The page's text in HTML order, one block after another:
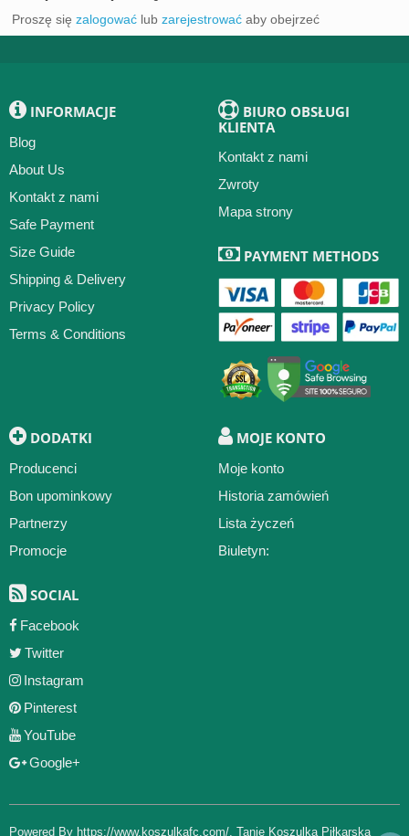
Proszę się zalogować lub zarejestrować aby obejrzeć
INFORMACJE
Blog
About Us
Kontakt z nami
Safe Payment
Size Guide
Shipping & Delivery
Privacy Policy
Terms & Conditions
BIURO OBSŁUGI
KLIENTA
Kontakt z nami
Zwroty
Mapa strony
PAYMENT METHODS
DODATKI
Producenci
Bon upominkowy
Partnerzy
Promocje
MOJE KONTO
Moje konto
Historia zamówień
Lista życzeń
Biuletyn:
SOCIAL
Facebook
Twitter
Instagram
Pinterest
YouTube
Google+
Powered By https://www.koszulkafc.com/ Tanie Koszulka Piłkarska